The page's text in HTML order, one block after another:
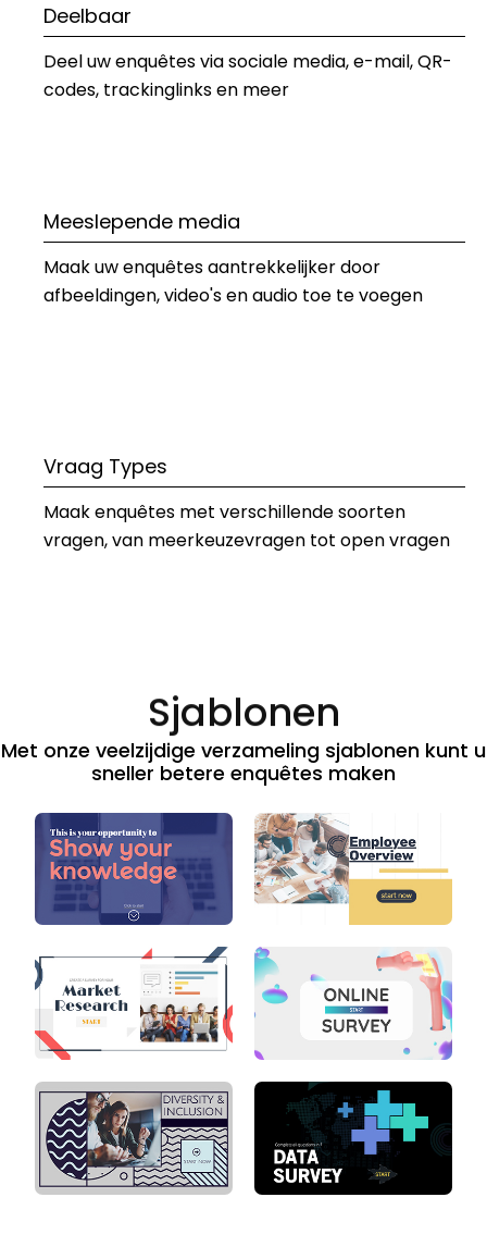
Deelbaar
Deel uw enquêtes via sociale media, e-mail, QR-
codes, trackinglinks en meer
Meeslepende media
Maak uw enquêtes aantrekkelijker door
afbeeldingen, video's en audio toe te voegen
Vraag Types
Maak enquêtes met verschillende soorten
vragen, van meerkeuzevragen tot open vragen
Sjablonen
Met onze veelzijdige verzameling sjablonen kunt u
sneller betere enquêtes maken